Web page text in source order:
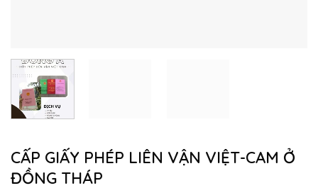
CẤP GIẤY PHÉP LIÊN VẬN VIỆT-CAM Ở
ĐỒNG THÁP